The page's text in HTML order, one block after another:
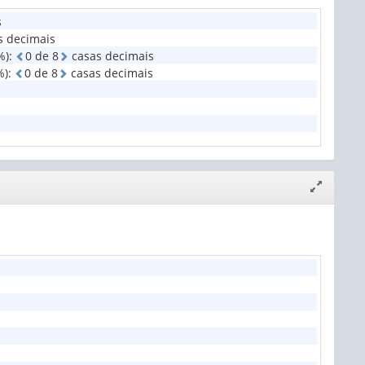
decimais
: 0 de 8
casas decimais
: 0 de 8
casas decimais
janela